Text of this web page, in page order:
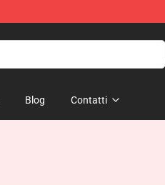
Blog Contatti